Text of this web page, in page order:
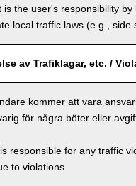
is the user's responsibility
local traffic laws (e.g.,
av Trafiklagar, etc. /
kommer att vara
för några böter eller
responsible for any traffic
to violations.